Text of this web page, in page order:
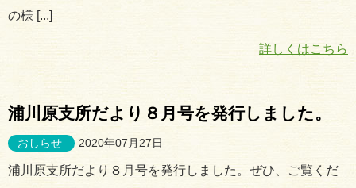
の様 [...]
詳しくはこちら
浦川原支所だより８月号を発行しました。
おしらせ 2020年07月27日
浦川原支所だより８月号を発行しました。ぜひ、ご覧くだ